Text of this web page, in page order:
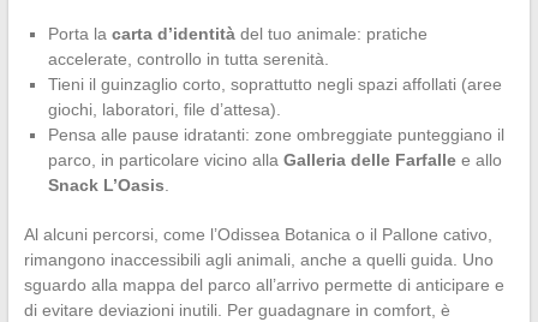
Porta la carta d’identitàdel tuo animale: pratiche
accelerate, controllo in tutta serenità.
Tieni il guinzaglio corto, soprattutto negli spazi affollati (aree
giochi, laboratori, file d’attesa).
Pensa alle pause idratanti: zone ombreggiate punteggiano il
parco, in particolare vicino alla Galleria delle Farfallee allo
Snack L’Oasis
Al alcuni percorsi, come l’Odissea Botanica o il Pallone cativo,
rimangono inaccessibili agli animali, anche a quelli guida. Uno
sguardo alla mappa del parco all’arrivo permette di anticipare e
di evitare deviazioni inutili. Per guadagnare in comfort, è